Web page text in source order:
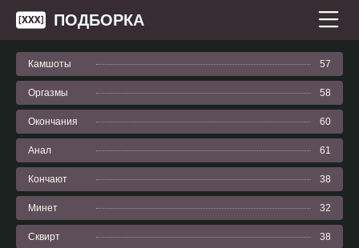
ПОДБОРКА
Камшоты 57
Оргазмы 58
Окончания 60
Анал 61
Кончают 38
Минет 32
Сквирт 38